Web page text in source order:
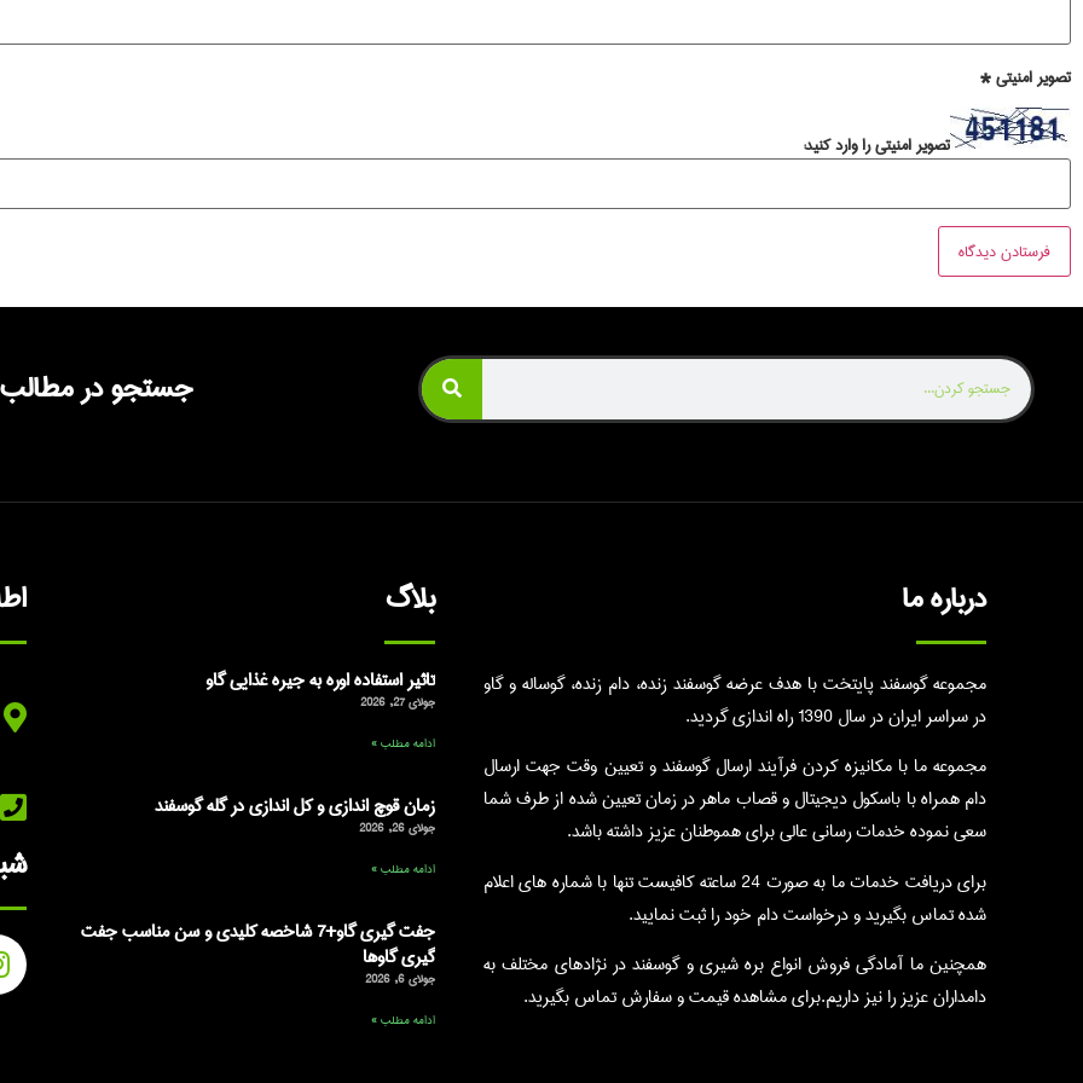
تصویر امنیتی*
تصویر امنیتی را وارد کنید:
جستجو در
درباره ما
مجموعه گوسفند پایتخت با هدف عرضه گوسفند زنده، دام زنده، گوساله و گاو
در سراسر ایران در سال 1390 راه اندازی گردید.
مجموعه ما با مکانیزه کردن فرآیند ارسال گوسفند و تعیین وقت جهت ارسال
دام همراه با باسکول دیجیتال و قصاب ماهر در زمان تعیین شده از طرف شما
سعی نموده خدمات رسانی عالی برای هموطنان عزیز داشته باشد.
برای دریافت خدمات ما به صورت 24 ساعته کافیست تنها با شماره های اعلام
شده تماس بگیرید و درخواست دام خود را ثبت نمایید.
همچنین ما آمادگی فروش انواع بره شیری و گوسفند در نژادهای مختلف به
دامداران عزیز را نیز داریم.برای مشاهده قیمت و سفارش تماس بگیرید.
بلاگ
تاثیر استفاده اوره به جیره غذایی گاو
جولای 27, 2026
ادامه مطلب »
زمان قوچ اندازی و کل اندازی در گله گوسفند
جولای 26, 2026
ادامه مطلب »
جفت گیری گاو+7 شاخصه کلیدی و سن مناسب جفت
گیری گاوها
جولای 6, 2026
ادامه مطلب »